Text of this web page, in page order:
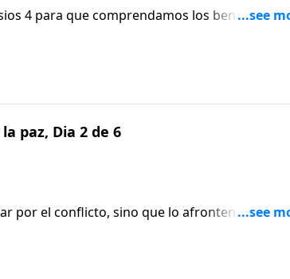
4 para que comprendamos los beneficios
paz, Dia 2 de 6
por el conflicto, sino que lo afronten con la
podremos alcanzar una solución y